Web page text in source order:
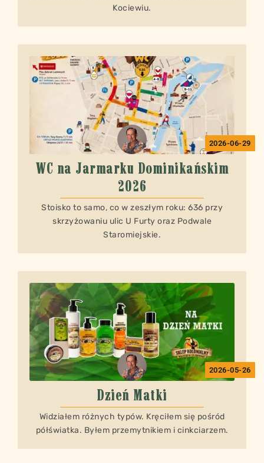
Kociewiu.
2026-06-29
WC na Jarmarku Dominikańskim
2026
Stoisko to samo, co w zeszłym roku: 636 przy
skrzyżowaniu ulic U Furty oraz Podwale
Staromiejskie.
2026-05-26
Dzień Matki
Widziałem różnych typów. Kręciłem się pośród
półświatka. Byłem przemytnikiem i cinkciarzem.